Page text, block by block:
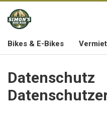
Bikes & E-Bikes
Datenschutz